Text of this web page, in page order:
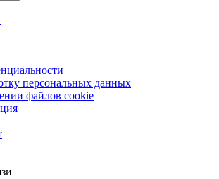
персональных данных
файлов cookie